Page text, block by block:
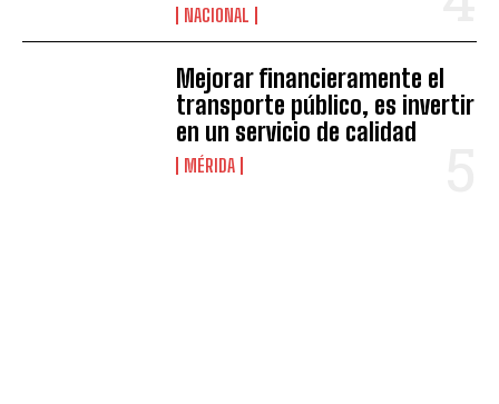
NACIONAL
Mejorar financieramente el
transporte público, es invertir
en un servicio de calidad
MÉRIDA